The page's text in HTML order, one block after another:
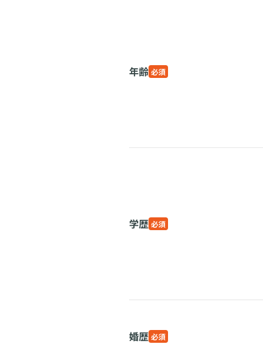
年齢 必須
学歴 必須
婚歴 必須